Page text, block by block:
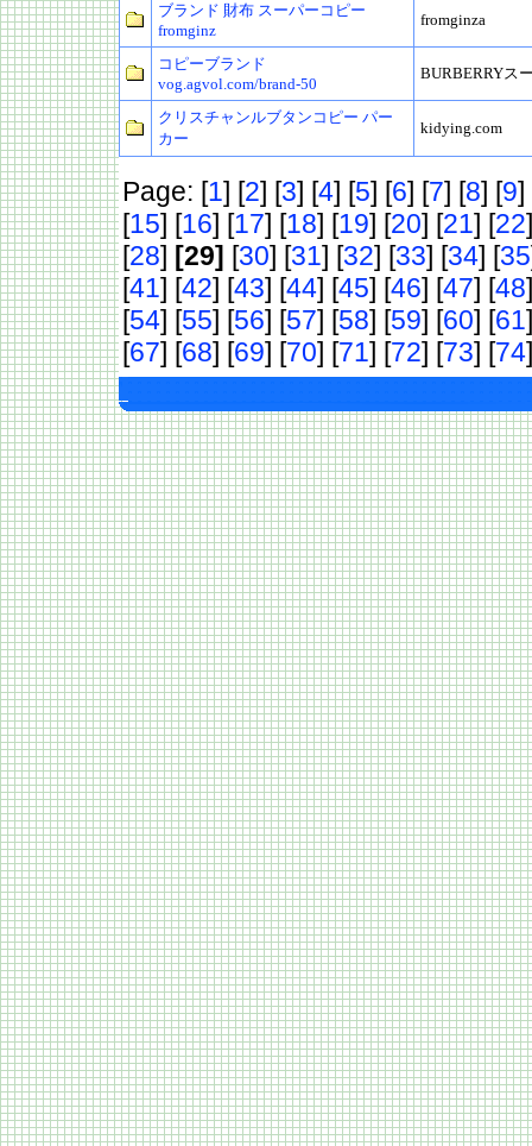
ブランド 財布 スーパーコピー
fromginz
fromginza
コピーブランド
vog.agvol.com/brand-50
BURBERRYス
クリスチャンルブタンコピー パー
カー
kidying.com
Page: [1] [2] [3] [4] [5] [6] [7] [8] [9]
[15] [16] [17] [18] [19] [20] [21] [22
[28] [29] [30] [31] [32] [33] [34] [35
[41] [42] [43] [44] [45] [46] [47] [48
[54] [55] [56] [57] [58] [59] [60] [61
[67] [68] [69] [70] [71] [72] [73] [74]